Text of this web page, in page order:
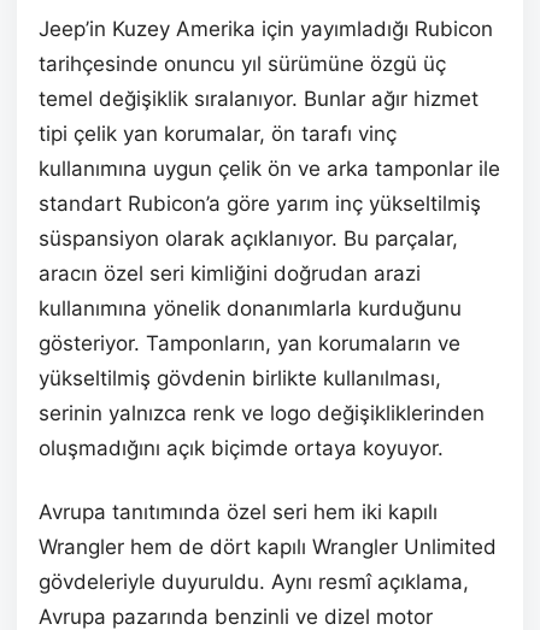
Jeep’in Kuzey Amerika için yayımladığı Rubicon
tarihçesinde onuncu yıl sürümüne özgü üç
temel değişiklik sıralanıyor. Bunlar ağır hizmet
tipi çelik yan korumalar, ön tarafı vinç
kullanımına uygun çelik ön ve arka tamponlar ile
standart Rubicon’a göre yarım inç yükseltilmiş
süspansiyon olarak açıklanıyor. Bu parçalar,
aracın özel seri kimliğini doğrudan arazi
kullanımına yönelik donanımlarla kurduğunu
gösteriyor. Tamponların, yan korumaların ve
yükseltilmiş gövdenin birlikte kullanılması,
serinin yalnızca renk ve logo değişikliklerinden
oluşmadığını açık biçimde ortaya koyuyor.
Avrupa tanıtımında özel seri hem iki kapılı
Wrangler hem de dört kapılı Wrangler Unlimited
gövdeleriyle duyuruldu. Aynı resmî açıklama,
Avrupa pazarında benzinli ve dizel motor